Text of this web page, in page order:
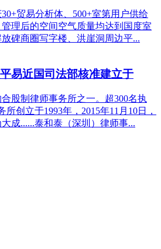
贸易分析体、500+室第用户供给
理后的空间空气质量均达到国度室
碑商圈写字楼、洪崖洞周边平...
易近国司法部核准建立于
股制律师事务所之一。超300名执
所创立于1993年，2015年11月10日，
成......泰和泰（深圳）律师事...